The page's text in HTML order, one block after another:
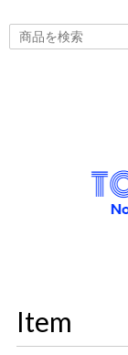
Item